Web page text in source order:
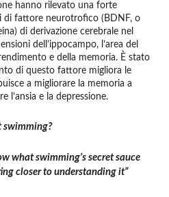
hanno rilevato una forte
di fattore neurotrofico (BDNF, o
di derivazione cerebrale nel
dell’ippocampo, l’area del
e della memoria. È stato
di questo fattore migliora le
a migliorare la memoria a
l’ansia e la depressione.
swimming?
what swimming’s secret sauce
closer to understanding it”